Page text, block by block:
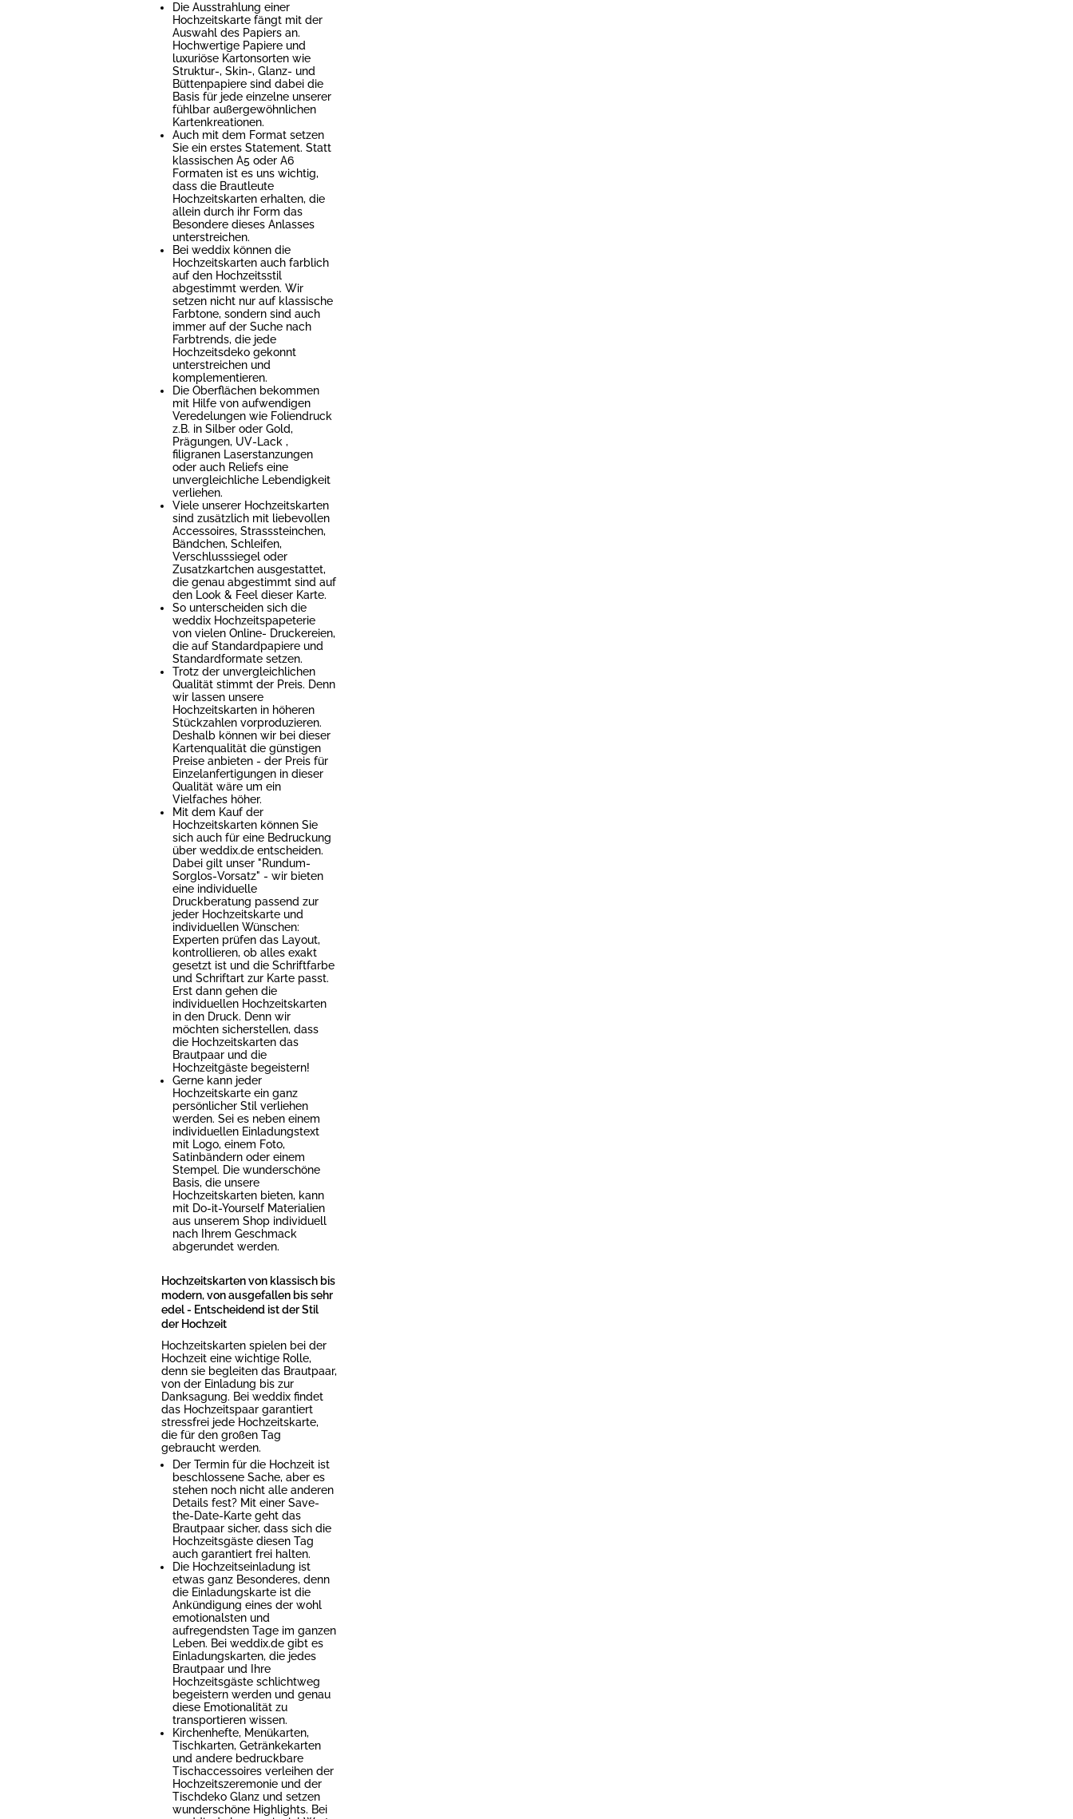
Die Ausstrahlung einer
Hochzeitskarte fängt mit der
Auswahl des Papiers an.
Hochwertige Papiere und
luxuriöse Kartonsorten wie
Struktur-, Skin-, Glanz- und
Büttenpapiere sind dabei die
Basis für jede einzelne unserer
fühlbar außergewöhnlichen
Kartenkreationen.
Auch mit dem Format setzen
Sie ein erstes Statement. Statt
klassischen A5 oder A6
Formaten ist es uns wichtig,
dass die Brautleute
Hochzeitskarten erhalten, die
allein durch ihr Form das
Besondere dieses Anlasses
unterstreichen.
Bei weddix können die
Hochzeitskarten auch farblich
auf den Hochzeitsstil
abgestimmt werden. Wir
setzen nicht nur auf klassische
Farbtone, sondern sind auch
immer auf der Suche nach
Farbtrends, die jede
Hochzeitsdeko gekonnt
unterstreichen und
komplementieren.
Die Oberflächen bekommen
mit Hilfe von aufwendigen
Veredelungen wie Foliendruck
z.B. in Silber oder Gold,
Prägungen, UV-Lack ,
filigranen Laserstanzungen
oder auch Reliefs eine
unvergleichliche Lebendigkeit
verliehen.
Viele unserer Hochzeitskarten
sind zusätzlich mit liebevollen
Accessoires, Strasssteinchen,
Bändchen, Schleifen,
Verschlusssiegel oder
Zusatzkartchen ausgestattet,
die genau abgestimmt sind auf
den Look & Feel dieser Karte.
So unterscheiden sich die
weddix Hochzeitspapeterie
von vielen Online- Druckereien,
die auf Standardpapiere und
Standardformate setzen.
Trotz der unvergleichlichen
Qualität stimmt der Preis. Denn
wir lassen unsere
Hochzeitskarten in höheren
Stückzahlen vorproduzieren.
Deshalb können wir bei dieser
Kartenqualität die günstigen
Preise anbieten - der Preis für
Einzelanfertigungen in dieser
Qualität wäre um ein
Vielfaches höher.
Mit dem Kauf der
Hochzeitskarten können Sie
sich auch für eine Bedruckung
über weddix.de entscheiden.
Dabei gilt unser "Rundum-
Sorglos-Vorsatz" - wir bieten
eine individuelle
Druckberatung passend zur
jeder Hochzeitskarte und
individuellen Wünschen:
Experten prüfen das Layout,
kontrollieren, ob alles exakt
gesetzt ist und die Schriftfarbe
und Schriftart zur Karte passt.
Erst dann gehen die
individuellen Hochzeitskarten
in den Druck. Denn wir
möchten sicherstellen, dass
die Hochzeitskarten das
Brautpaar und die
Hochzeitgäste begeistern!
Gerne kann jeder
Hochzeitskarte ein ganz
persönlicher Stil verliehen
werden. Sei es neben einem
individuellen Einladungstext
mit Logo, einem Foto,
Satinbändern oder einem
Stempel. Die wunderschöne
Basis, die unsere
Hochzeitskarten bieten, kann
mit Do-it-Yourself Materialien
aus unserem Shop individuell
nach Ihrem Geschmack
abgerundet werden.
Hochzeitskarten von klassisch bis
modern, von ausgefallen bis sehr
edel - Entscheidend ist der Stil
der Hochzeit
Hochzeitskarten spielen bei der
Hochzeit eine wichtige Rolle,
denn sie begleiten das Brautpaar,
von der Einladung bis zur
Danksagung. Bei weddix findet
das Hochzeitspaar garantiert
stressfrei jede Hochzeitskarte,
die für den großen Tag
gebraucht werden.
Der Termin für die Hochzeit ist
beschlossene Sache, aber es
stehen noch nicht alle anderen
Details fest? Mit einer Save-
the-Date-Karte geht das
Brautpaar sicher, dass sich die
Hochzeitsgäste diesen Tag
auch garantiert frei halten.
Die Hochzeitseinladung ist
etwas ganz Besonderes, denn
die Einladungskarte ist die
Ankündigung eines der wohl
emotionalsten und
aufregendsten Tage im ganzen
Leben. Bei weddix.de gibt es
Einladungskarten, die jedes
Brautpaar und Ihre
Hochzeitsgäste schlichtweg
begeistern werden und genau
diese Emotionalität zu
transportieren wissen.
Kirchenhefte, Menükarten,
Tischkarten, Getränkekarten
und andere bedruckbare
Tischaccessoires verleihen der
Hochzeitszeremonie und der
Tischdeko Glanz und setzen
wunderschöne Highlights. Bei